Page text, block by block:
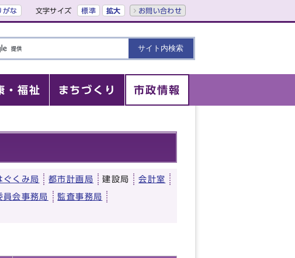
がな 文字サイズ 標準 拡大 お問い合わせ
・福祉 まちづくり 市政情報
ぐくみ局 都市計画局 建設局 会計室
員会事務局 監査事務局